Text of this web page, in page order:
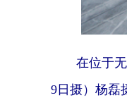
在位于
9日摄）杨磊